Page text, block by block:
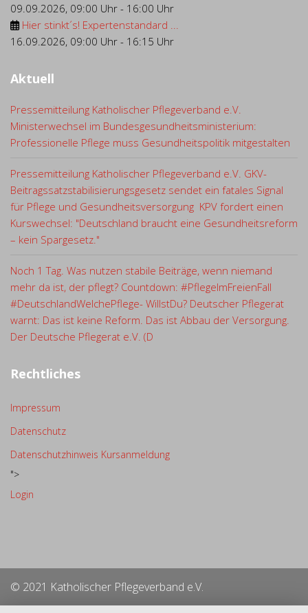
09.09.2026, 09:00 Uhr - 16:00 Uhr
Hier stinkt´s! Expertenstandard ...
16.09.2026, 09:00 Uhr - 16:15 Uhr
Aktuell
Pressemitteilung Katholischer Pflegeverband e.V.
Ministerwechsel im Bundesgesundheitsministerium:
Professionelle Pflege muss Gesundheitspolitik mitgestalten
Pressemitteilung Katholischer Pflegeverband e.V. GKV-
Beitragssatzstabilisierungsgesetz sendet ein fatales Signal
für Pflege und Gesundheitsversorgung KPV fordert einen
Kurswechsel: "Deutschland braucht eine Gesundheitsreform
– kein Spargesetz."
Noch 1 Tag. Was nutzen stabile Beiträge, wenn niemand
mehr da ist, der pflegt? Countdown: #PflegeImFreienFall
#DeutschlandWelchePflege- WillstDu? Deutscher Pflegerat
warnt: Das ist keine Reform. Das ist Abbau der Versorgung.
Der Deutsche Pflegerat e.V. (D
Rechtliches
Impressum
Datenschutz
Datenschutzhinweis Kursanmeldung
">
Login
© 2021 Katholischer Pflegeverband e.V.